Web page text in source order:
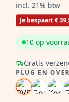
incl. 21% btw
Je bespaart €
Gratis
10 op
PLUG EN